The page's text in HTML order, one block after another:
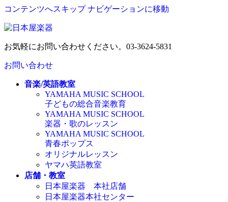
コンテンツへスキップ ナビゲーションに移動
お気軽にお問い合わせください。 03-3624-5831
お問い合わせ
音楽/英語教室
YAMAHA MUSIC SCHOOL
子どもの総合音楽教育
YAMAHA MUSIC SCHOOL
楽器・歌のレッスン
YAMAHA MUSIC SCHOOL
青春ポップス
オリジナルレッスン
ヤマハ英語教室
店舗・教室
日本屋楽器 本社店舗
日本屋楽器本社センター